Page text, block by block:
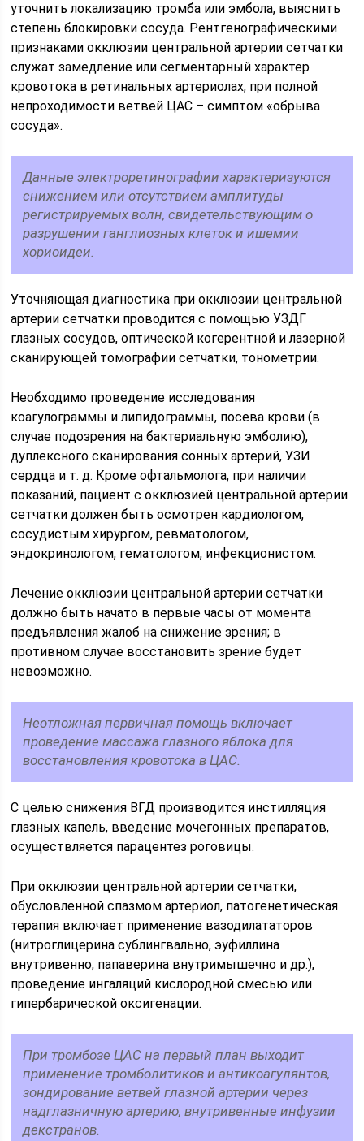
уточнить локализацию тромба или эмбола, выяснить
степень блокировки сосуда. Рентгенографическими
признаками окклюзии центральной артерии сетчатки
служат замедление или сегментарный характер
кровотока в ретинальных артериолах; при полной
непроходимости ветвей ЦАС – симптом «обрыва
сосуда».
Данные электроретинографии характеризуются
снижением или отсутствием амплитуды
регистрируемых волн, свидетельствующим о
разрушении ганглиозных клеток и ишемии
хориоидеи.
Уточняющая диагностика при окклюзии центральной
артерии сетчатки проводится с помощью УЗДГ
глазных сосудов, оптической когерентной и лазерной
сканирующей томографии сетчатки, тонометрии.
Необходимо проведение исследования
коагулограммы и липидограммы, посева крови (в
случае подозрения на бактериальную эмболию),
дуплексного сканирования сонных артерий, УЗИ
сердца и т. д. Кроме офтальмолога, при наличии
показаний, пациент с окклюзией центральной артерии
сетчатки должен быть осмотрен кардиологом,
сосудистым хирургом, ревматологом,
эндокринологом, гематологом, инфекционистом.
Лечение окклюзии центральной артерии сетчатки
должно быть начато в первые часы от момента
предъявления жалоб на снижение зрения; в
противном случае восстановить зрение будет
невозможно.
Неотложная первичная помощь включает
проведение массажа глазного яблока для
восстановления кровотока в ЦАС.
С целью снижения ВГД производится инстилляция
глазных капель, введение мочегонных препаратов,
осуществляется парацентез роговицы.
При окклюзии центральной артерии сетчатки,
обусловленной спазмом артериол, патогенетическая
терапия включает применение вазодилататоров
(нитроглицерина сублингвально, эуфиллина
внутривенно, папаверина внутримышечно и др.),
проведение ингаляций кислородной смесью или
гипербарической оксигенации.
При тромбозе ЦАС на первый план выходит
применение тромболитиков и антикоагулянтов,
зондирование ветвей глазной артерии через
надглазничную артерию, внутривенные инфузии
декстранов.